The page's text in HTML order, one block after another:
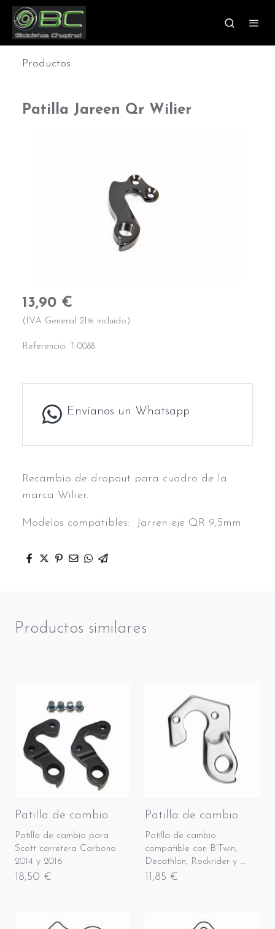
Productos
Patilla Jareen Qr Wilier
13,90 €
(IVA General 21% incluido)
Referencia: T-0088
Envíanos un Whatsapp
Recambio de dropout para cuadro de la
marca Wilier.
Modelos compatibles: Jarren eje QR 9,5mm
Productos similares
Patilla de cambio
Patilla de cambio para
Scott carretera Carbono
2014 y 2016
18,50 €
Patilla de cambio
Patilla de cambio
compatible con B'Twin,
Decathlon, Rockrider y ...
11,85 €